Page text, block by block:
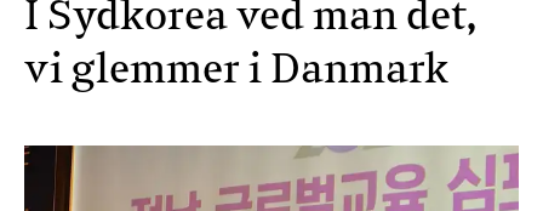
I Sydkorea ved man det,
vi glemmer i Danmark